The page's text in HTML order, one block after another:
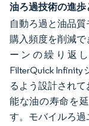
油ろ過技術の進
自動ろ過と油品
購入頻度を削減
ーンの繰り返
FilterQuick
るよう設計され
能な油の寿命を
す。モバイルろ